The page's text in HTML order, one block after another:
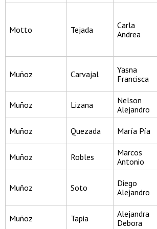
Motto Tejada
Carla
Andrea
Muñoz Carvajal
Yasna
Francisca
Muñoz Lizana
Nelson
Alejandro
Muñoz Quezada María Pía
Muñoz Robles
Marcos
Antonio
Muñoz Soto
Diego
Alejandro
Muñoz Tapia
Alejandra
Debora